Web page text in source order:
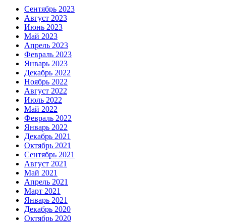
Сентябрь 2023
Август 2023
Июнь 2023
Май 2023
Апрель 2023
Февраль 2023
Январь 2023
Декабрь 2022
Ноябрь 2022
Август 2022
Июль 2022
Май 2022
Февраль 2022
Январь 2022
Декабрь 2021
Октябрь 2021
Сентябрь 2021
Август 2021
Май 2021
Апрель 2021
Март 2021
Январь 2021
Декабрь 2020
Октябрь 2020